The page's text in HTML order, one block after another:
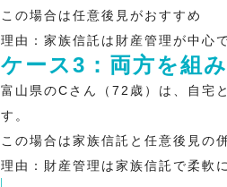
この場合は任意後見がおすすめ
理由：家族信託は財産管理が中心
ケース3：両方を組
富山県のCさん（72歳）は、自宅
す。
この場合は家族信託と任意後見の
理由：財産管理は家族信託で柔軟